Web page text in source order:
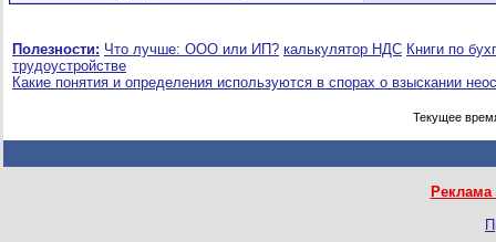
Полезности: Что лучше: ООО или ИП? калькулятор НДС Книги по
трудоустройстве
Какие понятия и определения используются в спорах о взыскании
Текущее